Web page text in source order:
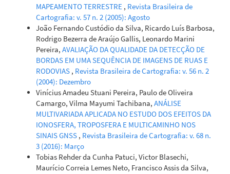
MAPEAMENTO TERRESTRE , Revista Brasileira de
Cartografia: v. 57 n. 2 (2005): Agosto
João Fernando Custódio da Silva, Ricardo Luís Barbosa,
Rodrigo Bezerra de Araújo Gallis, Leonardo Marini
Pereira, AVALIAÇÃO DA QUALIDADE DA DETECÇÃO DE
BORDAS EM UMA SEQUÊNCIA DE IMAGENS DE RUAS E
RODOVIAS , Revista Brasileira de Cartografia: v. 56 n. 2
(2004): Dezembro
Vinícius Amadeu Stuani Pereira, Paulo de Oliveira
Camargo, Vilma Mayumi Tachibana, ANÁLISE
MULTIVARIADA APLICADA NO ESTUDO DOS EFEITOS DA
IONOSFERA, TROPOSFERA E MULTICAMINHO NOS
SINAIS GNSS , Revista Brasileira de Cartografia: v. 68 n.
3 (2016): Março
Tobias Rehder da Cunha Patuci, Victor Blasechi,
Maurício Correia Lemes Neto, Francisco Assis da Silva,